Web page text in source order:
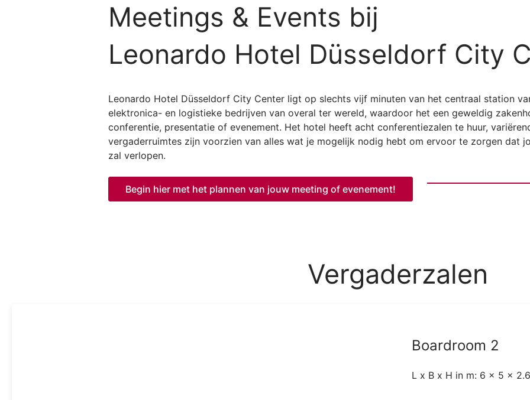
Meetings & Events bij
Leonardo Hotel Düsseldorf City
Leonardo Hotel Düsseldorf City Center ligt op slechts vijf minuten van het centraal station
elektronica- en logistieke bedrijven van overal ter wereld, waardoor het een geweldig
conferentie, presentatie of evenement. Het hotel heeft acht conferentiezalen te huur,
vergaderruimtes zijn voorzien van alles wat je mogelijk nodig hebt om ervoor te zorgen dat
zal verlopen.
Begin hier met het plannen van jouw meeting of evenement!
Vergaderzalen
Boardroom 2
L x B x H in m: 6 x 5 x